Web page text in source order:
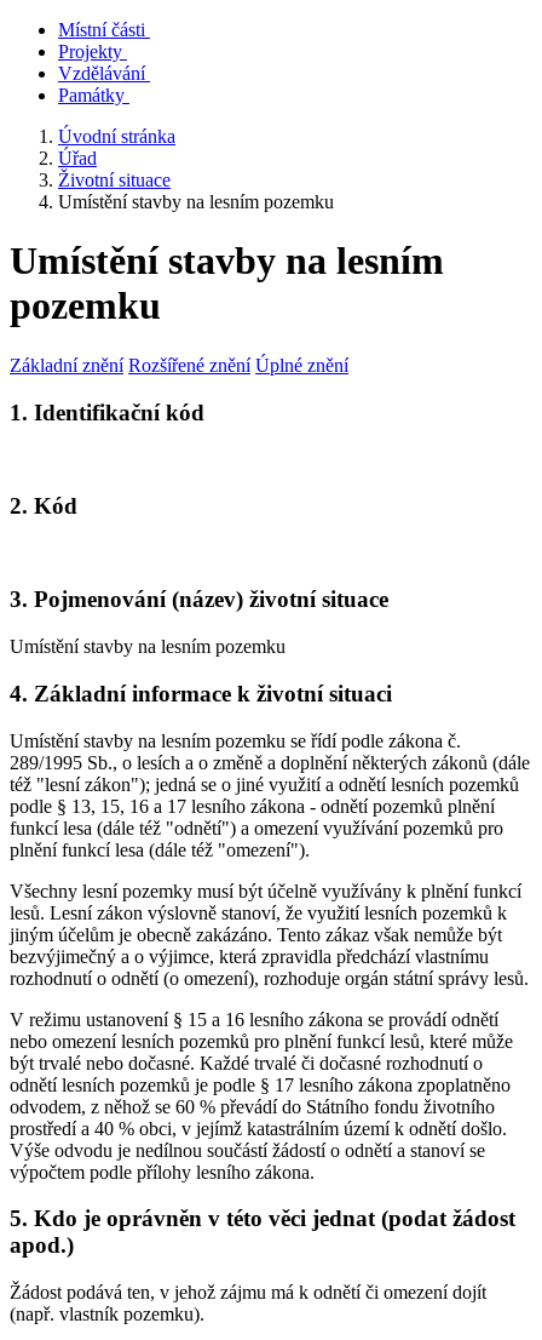
Místní části
Projekty
Vzdělávání
Památky
Úvodní stránka
Úřad
Životní situace
Umístění stavby na lesním pozemku
Umístění stavby na lesním
pozemku
Základní znění Rozšířené znění Úplné znění
1. Identifikační kód
2. Kód
3. Pojmenování (název) životní situace
Umístění stavby na lesním pozemku
4. Základní informace k životní situaci
Umístění stavby na lesním pozemku se řídí podle zákona č.
289/1995 Sb., o lesích a o změně a doplnění některých zákonů (dále
též "lesní zákon"); jedná se o jiné využití a odnětí lesních pozemků
podle § 13, 15, 16 a 17 lesního zákona - odnětí pozemků plnění
funkcí lesa (dále též "odnětí") a omezení využívání pozemků pro
plnění funkcí lesa (dále též "omezení").
Všechny lesní pozemky musí být účelně využívány k plnění funkcí
lesů. Lesní zákon výslovně stanoví, že využití lesních pozemků k
jiným účelům je obecně zakázáno. Tento zákaz však nemůže být
bezvýjimečný a o výjimce, která zpravidla předchází vlastnímu
rozhodnutí o odnětí (o omezení), rozhoduje orgán státní správy lesů.
V režimu ustanovení § 15 a 16 lesního zákona se provádí odnětí
nebo omezení lesních pozemků pro plnění funkcí lesů, které může
být trvalé nebo dočasné. Každé trvalé či dočasné rozhodnutí o
odnětí lesních pozemků je podle § 17 lesního zákona zpoplatněno
odvodem, z něhož se 60 % převádí do Státního fondu životního
prostředí a 40 % obci, v jejímž katastrálním území k odnětí došlo.
Výše odvodu je nedílnou součástí žádostí o odnětí a stanoví se
výpočtem podle přílohy lesního zákona.
5. Kdo je oprávněn v této věci jednat (podat žádost
apod.)
Žádost podává ten, v jehož zájmu má k odnětí či omezení dojít
(např. vlastník pozemku).